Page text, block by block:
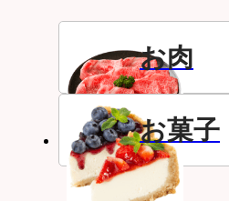
お肉
お菓子